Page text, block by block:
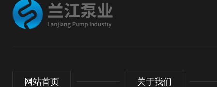
网站首页 关于我们